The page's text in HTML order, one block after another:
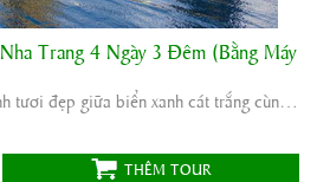
Minh - Nha Trang
ô tô
Trang 4 Ngày 3 Đêm (Bằng Máy
Nha Trang phố biển yên bình tươi đẹp giữa biển xanh cát trắng cùng nắng vàng và Những bãi cỏ ...
THÊM TOUR